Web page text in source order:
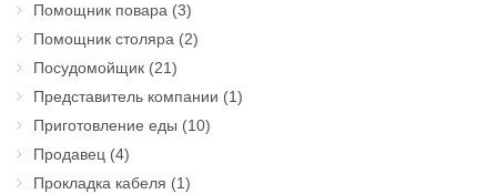
Помощник повара (3)
Помощник столяра (2)
Посудомойщик (21)
Представитель компании (1)
Приготовление еды (10)
Продавец (4)
Прокладка кабеля (1)